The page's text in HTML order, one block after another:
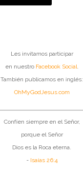
Les invitamos participar
en nuestro Facebook Social.
También publicamos en inglés:
OhMyGodJesus.com
Confíen siempre en el Señor,
porque el Señor
Dios es la Roca eterna.
- Isaías 26:4